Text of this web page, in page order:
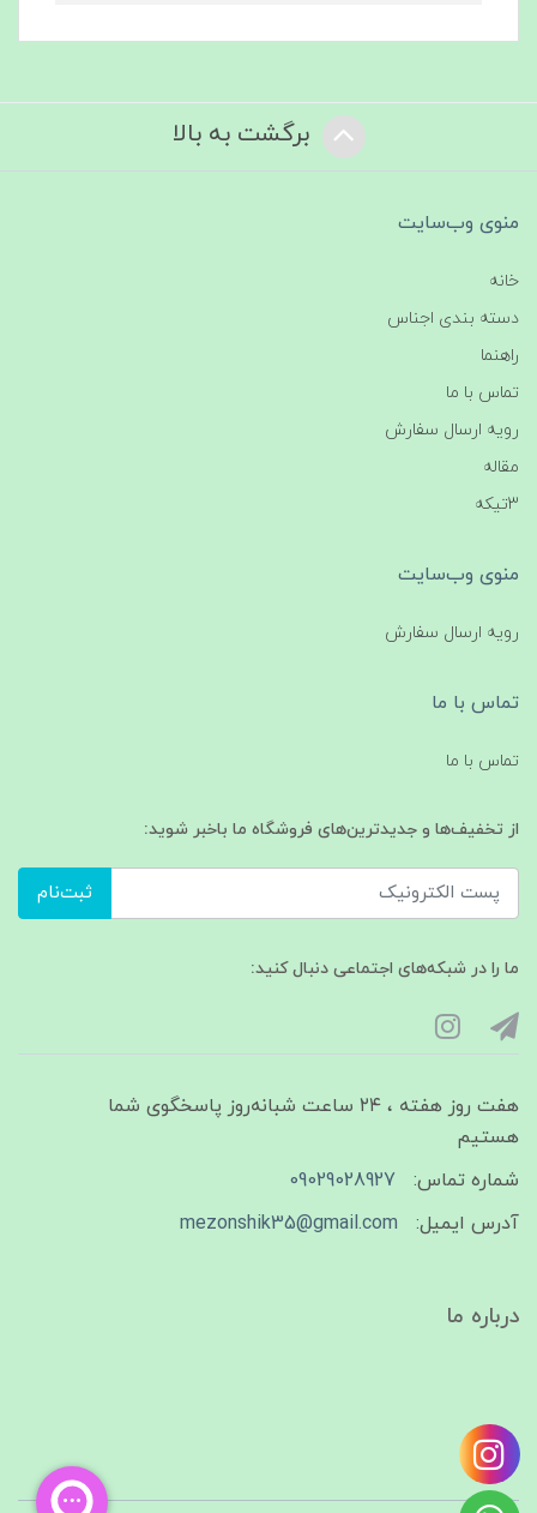
برگشت به بالا
منوی وب‌سایت
خانه
دسته بندی اجناس
راهنما
تماس با ما
رویه ارسال سفارش
مقاله
3تیکه
منوی وب‌سایت
رویه ارسال سفارش
تماس با ما
تماس با ما
از تخفیف‌ها و جدیدترین‌های فروشگاه ما باخبر شوید:
ثبت‌نام
ما را در شبکه‌های اجتماعی دنبال کنید:
هفت روز هفته ، ۲۴ ساعت شبانه‌روز پاسخگوی شما
هستیم
شماره تماس:
09029028927
آدرس ایمیل:
mezonshik35@gmail.com
درباره ما